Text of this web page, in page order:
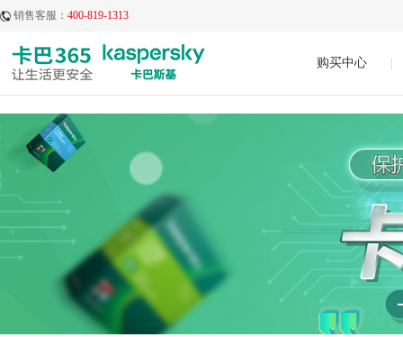
销售客服： 400-819-1313
购买中心